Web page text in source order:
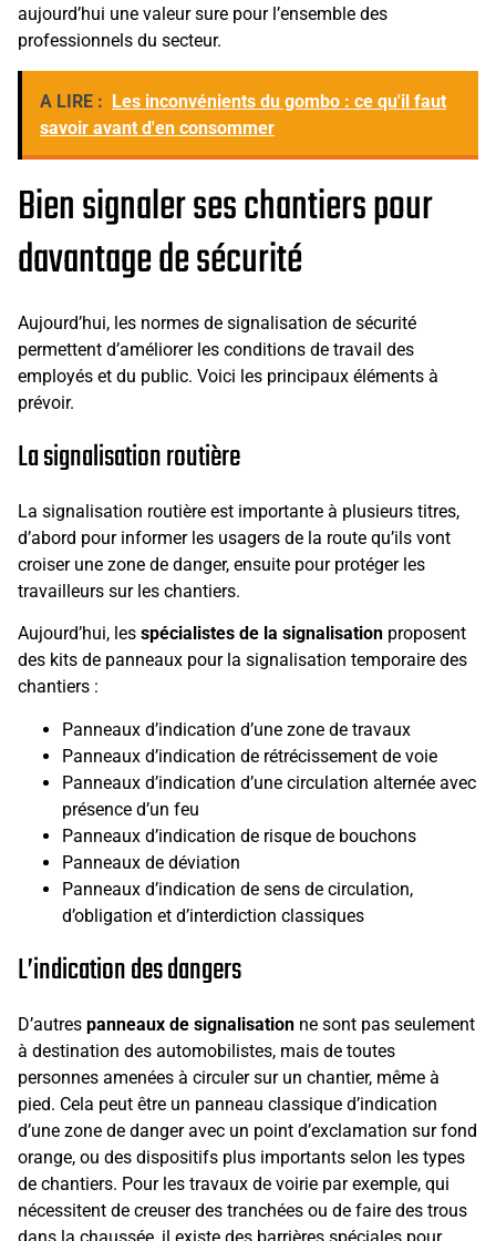
aujourd’hui une valeur sure pour l’ensemble des
professionnels du secteur.
A LIRE : Les inconvénients du gombo : ce qu'il faut
savoir avant d'en consommer
Bien signaler ses chantiers pour
davantage de sécurité
Aujourd’hui, les normes de signalisation de sécurité
permettent d’améliorer les conditions de travail des
employés et du public. Voici les principaux éléments à
prévoir.
La signalisation routière
La signalisation routière est importante à plusieurs titres,
d’abord pour informer les usagers de la route qu’ils vont
croiser une zone de danger, ensuite pour protéger les
travailleurs sur les chantiers.
Aujourd’hui, les spécialistes de la signalisation proposent
des kits de panneaux pour la signalisation temporaire des
chantiers :
Panneaux d’indication d’une zone de travaux
Panneaux d’indication de rétrécissement de voie
Panneaux d’indication d’une circulation alternée avec
présence d’un feu
Panneaux d’indication de risque de bouchons
Panneaux de déviation
Panneaux d’indication de sens de circulation,
d’obligation et d’interdiction classiques
L’indication des dangers
D’autres panneaux de signalisation ne sont pas seulement
à destination des automobilistes, mais de toutes
personnes amenées à circuler sur un chantier, même à
pied. Cela peut être un panneau classique d’indication
d’une zone de danger avec un point d’exclamation sur fond
orange, ou des dispositifs plus importants selon les types
de chantiers. Pour les travaux de voirie par exemple, qui
nécessitent de creuser des tranchées ou de faire des trous
dans la chaussée, il existe des barrières spéciales pour